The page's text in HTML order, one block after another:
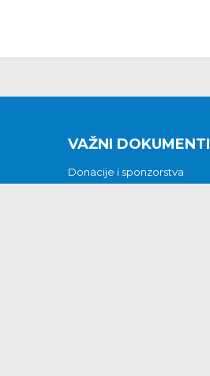
VAŽNI DOKUMENTI
Donacije i sponzorstva